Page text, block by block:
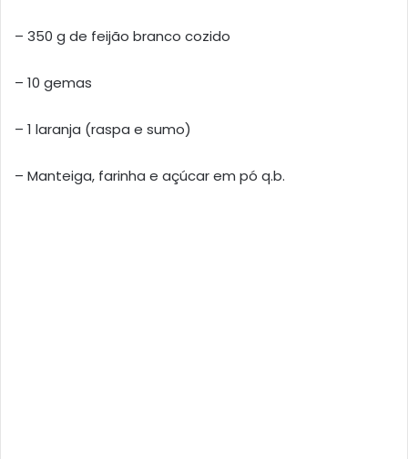
– 350 g de feijão branco cozido
– 10 gemas
– 1 laranja (raspa e sumo)
– Manteiga, farinha e açúcar em pó q.b.